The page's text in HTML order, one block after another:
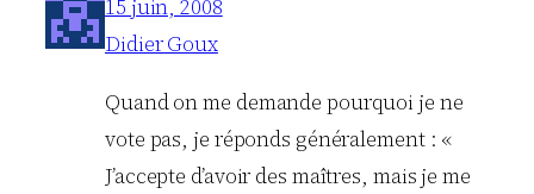
15 juin, 2008
Didier Goux
Quand on me demande pourquoi je ne
vote pas, je réponds généralement : «
J’accepte d’avoir des maîtres, mais je me